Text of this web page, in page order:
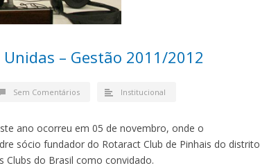
– Gestão 2011/2012
Sem Comentários Institucional
ano ocorreu em 05 de novembro, onde o
sócio fundador do Rotaract Club de Pinhais do distrito
Clubs do Brasil como convidado.